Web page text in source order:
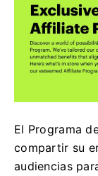
El Programa
compartir su
audiencias